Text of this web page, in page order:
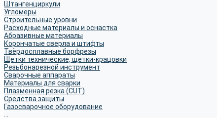
Штангенциркули
Угломеры
Строительные уровни
Расходные материалы и оснастка
Абразивные материалы
Корончатые сверла и штифты
Твёрдосплавные борфрезы
Щетки технические, щетки-крацовки
Резьбонарезной инструмент
Сварочные аппараты
Материалы для сварки
Плазменная резка (CUT)
Средства защиты
Газосварочное оборудование